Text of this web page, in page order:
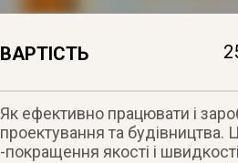
ВАРТІСТЬ
Як ефективно працювати і
проектування та будівництва.
-покращення якості і